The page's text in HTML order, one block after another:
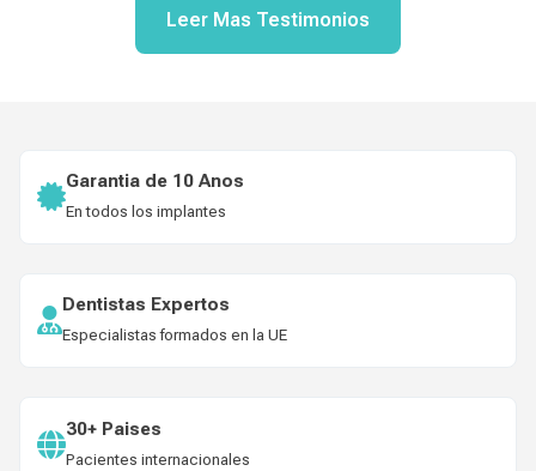
Leer Mas Testimonios
Garantia de 10 Anos
En todos los implantes
Dentistas Expertos
Especialistas formados en la UE
30+ Paises
Pacientes internacionales